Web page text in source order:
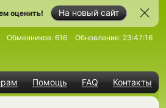
На новый сайт
оценить!
Помощь FAQ Контакты
Обменников: 616 Обновление: 23:47:16